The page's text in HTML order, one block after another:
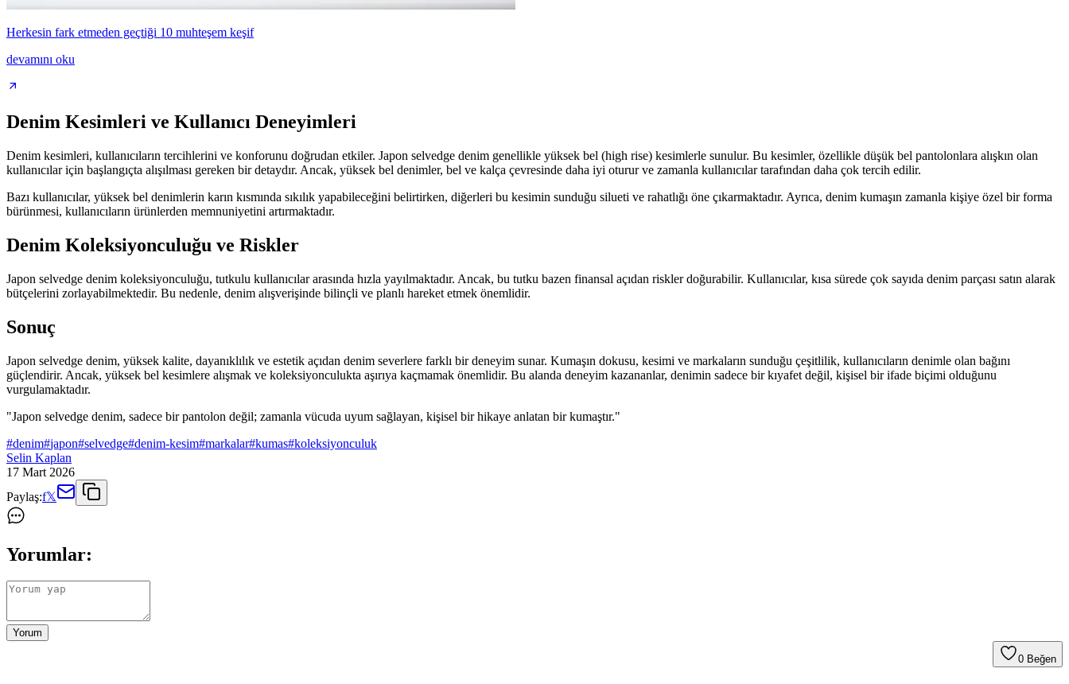
Herkesin fark etmeden geçtiği 10 muhteşem keşif
devamını oku
Denim Kesimleri ve Kullanıcı Deneyimleri
Denim kesimleri, kullanıcıların tercihlerini ve konforunu doğrudan etkiler. Japon selvedge denim genellikle yüksek bel (high rise) kesimlerle sunulur. Bu kesimler, özellikle düşük bel pantolonlara alışkın olan
kullanıcılar için başlangıçta alışılması gereken bir detaydır. Ancak, yüksek bel denimler, bel ve kalça çevresinde daha iyi oturur ve zamanla kullanıcılar tarafından daha çok tercih edilir.
Bazı kullanıcılar, yüksek bel denimlerin karın kısmında sıkılık yapabileceğini belirtirken, diğerleri bu kesimin sunduğu silueti ve rahatlığı öne çıkarmaktadır. Ayrıca, denim kumaşın zamanla kişiye özel bir forma
bürünmesi, kullanıcıların ürünlerden memnuniyetini artırmaktadır.
Denim Koleksiyonculuğu ve Riskler
Japon selvedge denim koleksiyonculuğu, tutkulu kullanıcılar arasında hızla yayılmaktadır. Ancak, bu tutku bazen finansal açıdan riskler doğurabilir. Kullanıcılar, kısa sürede çok sayıda denim parçası satın alarak
bütçelerini zorlayabilmektedir. Bu nedenle, denim alışverişinde bilinçli ve planlı hareket etmek önemlidir.
Sonuç
Japon selvedge denim, yüksek kalite, dayanıklılık ve estetik açıdan denim severlere farklı bir deneyim sunar. Kumaşın dokusu, kesimi ve markaların sunduğu çeşitlilik, kullanıcıların denimle olan bağını
güçlendirir. Ancak, yüksek bel kesimlere alışmak ve koleksiyonculukta aşırıya kaçmamak önemlidir. Bu alanda deneyim kazananlar, denimin sadece bir kıyafet değil, kişisel bir ifade biçimi olduğunu
vurgulamaktadır.
"Japon selvedge denim, sadece bir pantolon değil; zamanla vücuda uyum sağlayan, kişisel bir hikaye anlatan bir kumaştır."
#denim#japon#selvedge#denim-kesim#markalar#kumas#koleksiyonculuk
Selin Kaplan
17 Mart 2026
Paylaş:f𝕏
Yorumlar:
Yorum
0 Beğen